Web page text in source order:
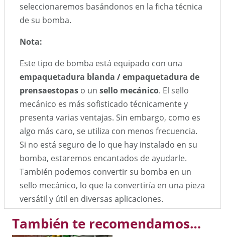
seleccionaremos basándonos en la ficha técnica
de su bomba.
Nota:
Este tipo de bomba está equipado con una
empaquetadura blanda / empaquetadura de
prensaestopas o un sello mecánico. El sello
mecánico es más sofisticado técnicamente y
presenta varias ventajas. Sin embargo, como es
algo más caro, se utiliza con menos frecuencia.
Si no está seguro de lo que hay instalado en su
bomba, estaremos encantados de ayudarle.
También podemos convertir su bomba en un
sello mecánico, lo que la convertiría en una pieza
versátil y útil en diversas aplicaciones.
También te recomendamos…